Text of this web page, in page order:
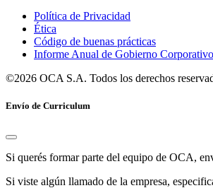
Política de Privacidad
Ética
Código de buenas prácticas
Informe Anual de Gobierno Corporativo
©2026 OCA S.A. Todos los derechos
Envío de Curriculum
Si querés formar parte del equipo de OCA,
Si viste algún llamado de la empresa,